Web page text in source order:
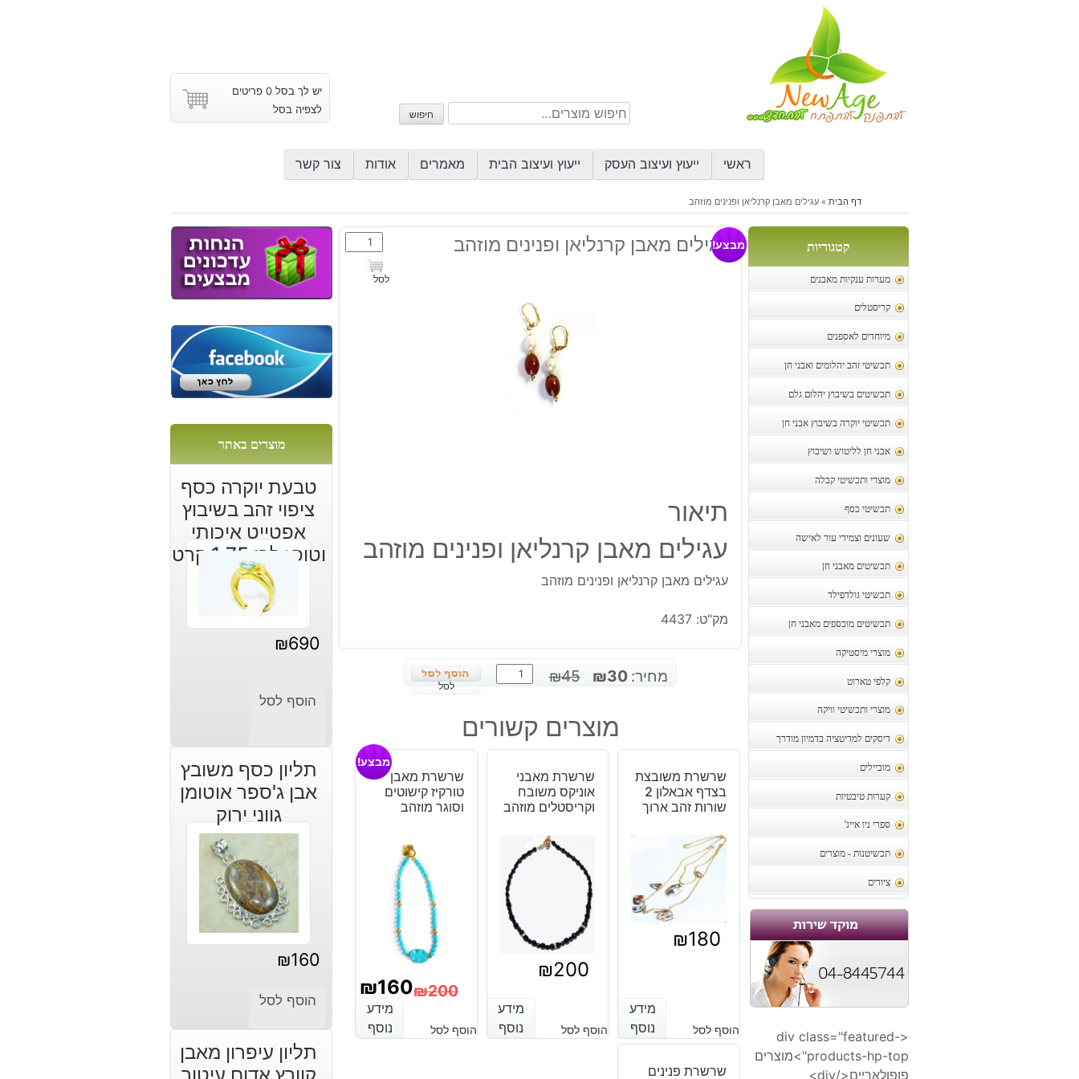
חיפוש
עבור:
חיפוש
יש לך בסל 0 פריטים
לצפיה בסל
ראשי ייעוץ ועיצוב העסק ייעוץ ועיצוב הבית מאמרים אודות צור קשר
דף הבית »עגילים מאבן קרנליאן ופנינים מוזהב
קטגוריות
מערות ענקיות מאבנים
קריסטלים
מיוחדים לאספנים
תכשיטי זהב יהלומים ואבני חן
תכשיטים בשיבוץ יהלום גלם
תכשיטי יוקרה בשיבוץ אבני חן
אבני חן לליטוש ושיבוץ
מוצרי ותכשיטי קבלה
תכשיטי כסף
שעונים וצמידי עור לאישה
תכשיטים מאבני חן
תכשיטי גולדפילד
תכשיטים מוכספים מאבני חן
מוצרי מיסטיקה
קלפי טארוט
מוצרי ותכשיטי וויקה
דיסקים למדיטציה בדמיון מודרך
מוביילים
קערות טיבטיות
ספרי ניו אייג'
תכשיטנות - מוצרים
ציורים
<div class="featured-
products-hp-top">מוצרים
פופולאריים</div>
עגילים מאבן קרנליאן ופנינים מוזהב
כמות
של
עגילים
לסל
מבצע!
תיאור
עגילים מאבן קרנליאן ופנינים מוזהב
עגילים מאבן קרנליאן ופנינים מוזהב
מק"ט: 4437
מחיר: ₪45
המחיר
היה:
₪45.
₪30
המחיר
הוא:
₪30.
כמות
של
מאבן
קרנליאן
מוזהב
לסל
מוצרים קשורים
שרשרת משובצת
בצדף אבאלון 2
שורות זהב ארוך
₪180
מידע
נוסף
הוסף לסל
מידע
נוסף
שרשרת מאבני
אוניקס משובח
וקריסטלים מוזהב
₪200
מידע
נוסף
הוסף לסל
מידע
נוסף
שרשרת מאבן
טורקיז קישוטים
וסוגר מוזהב
מבצע!
₪200
המקורי
₪160
הנוכחי
מידע
נוסף
הוסף לסל
מידע
נוסף
שרשרת פנינים
מוצרים באתר
טבעת יוקרה כסף
ציפוי זהב בשיבוץ
אפטייט איכותי
וטופז לבן 1.75 קרט
מידה: 7.25
₪690
הוסף לסל
תליון כסף משובץ
אבן ג'ספר אוטומן
גווני ירוק
₪160
הוסף לסל
תליון עיפרון מאבן
קוורץ אדום עיטור